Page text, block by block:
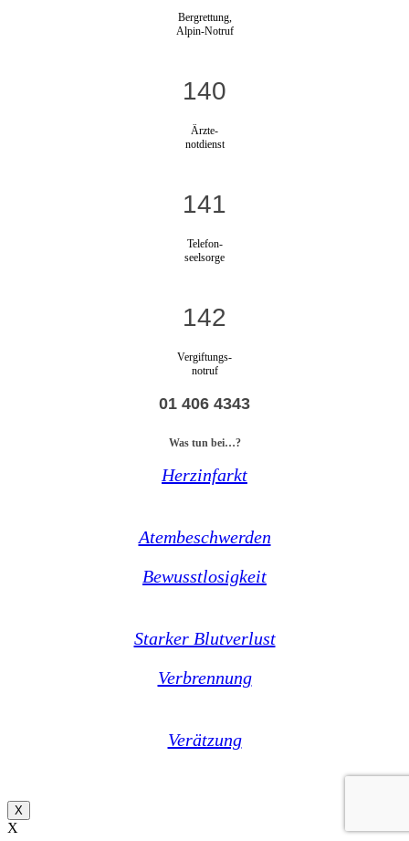
Bergrettung,
Alpin-Notruf
140
Ärzte-
notdienst
141
Telefon-
seelsorge
142
Vergiftungs-
notruf
01 406 4343
Was tun bei…?
Herzinfarkt
Atembeschwerden
Bewusstlosigkeit
Starker Blutverlust
Verbrennung
Verätzung
X
X